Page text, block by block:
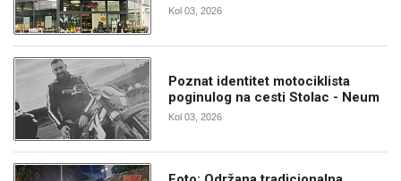
Kol 03, 2026
Poznat identitet motociklista
poginulog na cesti Stolac - Neum
Kol 03, 2026